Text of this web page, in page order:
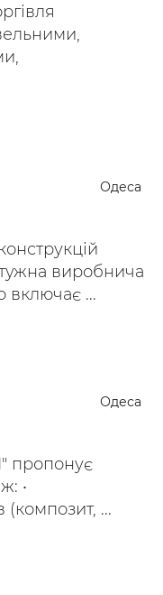
Одеса
виробнича
включає ...
Одеса
•
(композит, ...